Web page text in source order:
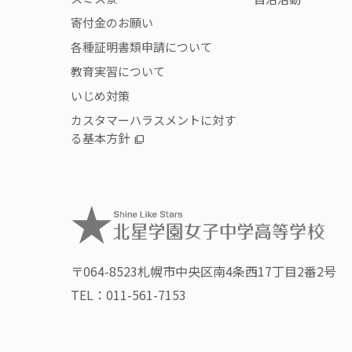
寄付金のお願い
各種証明書類申請について
教育実習について
いじめ対策
カスタマーハラスメントに対す
る基本方針
〒064-8523札幌市中央区南4条西17丁目2番2号
TEL： 011-561-7153